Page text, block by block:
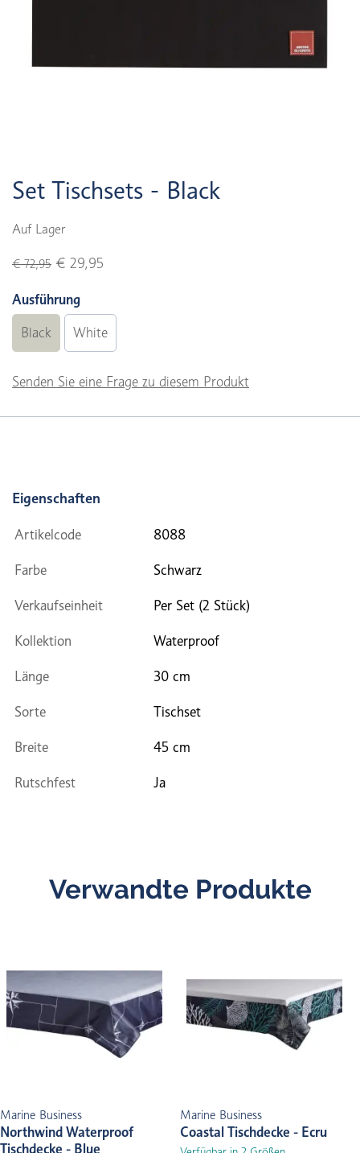
Set Tischsets - Black
Auf Lager
€ 72,95 € 29,95
Ausführung
Black White
Senden Sie eine Frage zu diesem Produkt
Eigenschaften
Artikelcode 8088
Farbe Schwarz
Verkaufseinheit Per Set (2 Stück)
Kollektion Waterproof
Länge 30 cm
Sorte Tischset
Breite 45 cm
Rutschfest Ja
Verwandte Produkte
Marine Business
Northwind Waterproof
Tischdecke - Blue
Marine Business
Coastal Tischdecke - Ecru